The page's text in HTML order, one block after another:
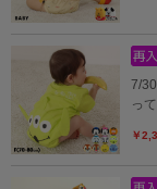
7/
っ
￥